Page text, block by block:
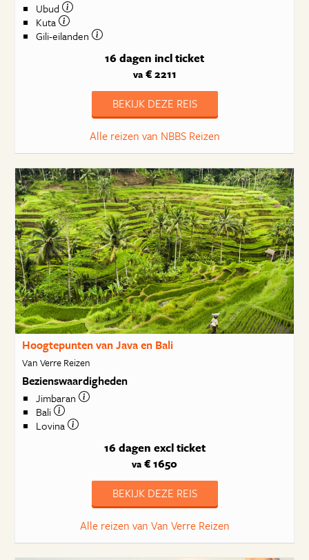
Ubud
Kuta
Gili-eilanden
16 dagen incl ticket
va€ 2211
BEKIJK DEZE REIS
Alle reizen van NBBS Reizen
Hoogtepunten van Java en Bali
Van Verre Reizen
Bezienswaardigheden
Jimbaran
Bali
Lovina
16 dagen excl ticket
va € 1650
BEKIJK DEZE REIS
Alle reizen van Van Verre Reizen